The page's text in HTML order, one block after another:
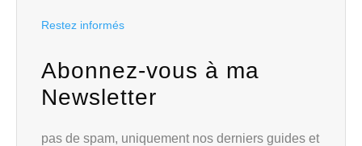
Restez informés
Abonnez-vous à ma
Newsletter
pas de spam, uniquement nos derniers guides et